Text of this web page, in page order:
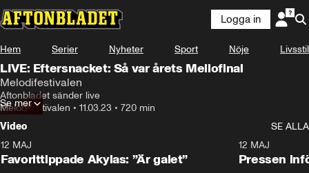
Logga in
Hem Serier Nyheter Sport Nöje Livsstil
LIVE: Eftersnacket: Så var årets Mellofinal
Melodifestivalen
Aftonbladet sänder live
Melodifestivalen • 11.03.23 • 720 min
Se mer
Video
SE ALLA
12 MAJ
Favorittippade Akylas: ”Är galet”
12 MAJ
Pressen